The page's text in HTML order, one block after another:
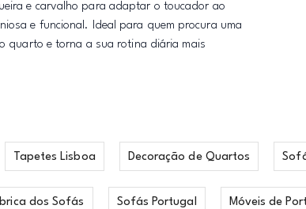
e carvalho para adaptar o toucador ao
e funcional. Ideal para quem procura uma
quarto e torna a sua rotina diária mais
Tapetes Lisboa Decoração de Quartos
dos Sofás Sofás Portugal Móveis de